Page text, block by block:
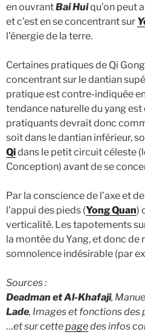
en ouvrantBai Huiqu’on peut
et c’est en se concentrant sur
l’énergie de la terre.
Certaines pratiques de Qi
concentrant sur le dantian
pratique est contre-indiquée
tendance naturelle du yang
pratiquants devrait donc
soit dans le dantian inférieur,
Qidans le petit circuit céleste
Conception) avant de se
Par la conscience de l’axe et
l’appui des pieds (Yong Quan)
verticalité. Les tapotements
la montée du Yang, et donc de
somnolence indésirable (par
Sources :
Deadman et Al-Khafaji,
Lade, Images et fonctions des
…et sur cettepagedes infos